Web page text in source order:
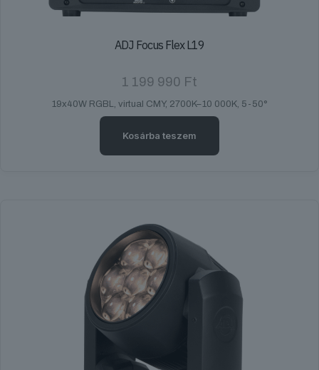
ADJ Focus Flex L19
1 199 990 Ft
19x40W RGBL, virtual CMY, 2700K–10 000K, 5-50°
Kosárba teszem